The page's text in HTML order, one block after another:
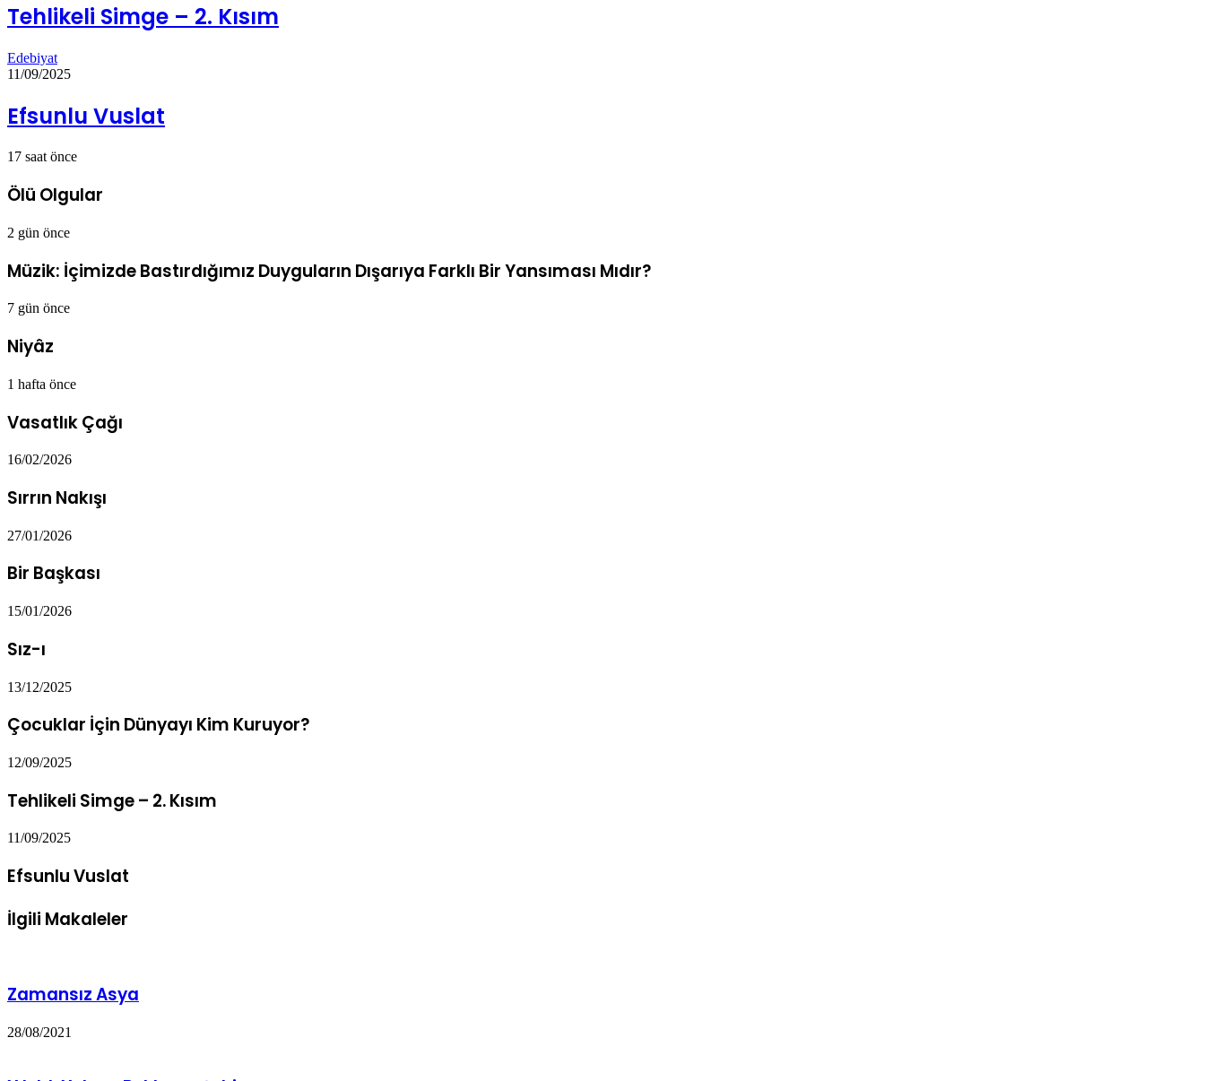
Tehlikeli Simge – 2. Kısım
Edebiyat
11/09/2025
Efsunlu Vuslat
17 saat önce
Ölü Olgular
2 gün önce
Müzik: İçimizde Bastırdığımız Duyguların Dışarıya Farklı Bir Yansıması Mıdır?
7 gün önce
Niyâz
1 hafta önce
Vasatlık Çağı
16/02/2026
Sırrın Nakışı
27/01/2026
Bir Başkası
15/01/2026
Sız-ı
13/12/2025
Çocuklar İçin Dünyayı Kim Kuruyor?
12/09/2025
Tehlikeli Simge – 2. Kısım
11/09/2025
Efsunlu Vuslat
İlgili Makaleler
Zamansız Asya
28/08/2021